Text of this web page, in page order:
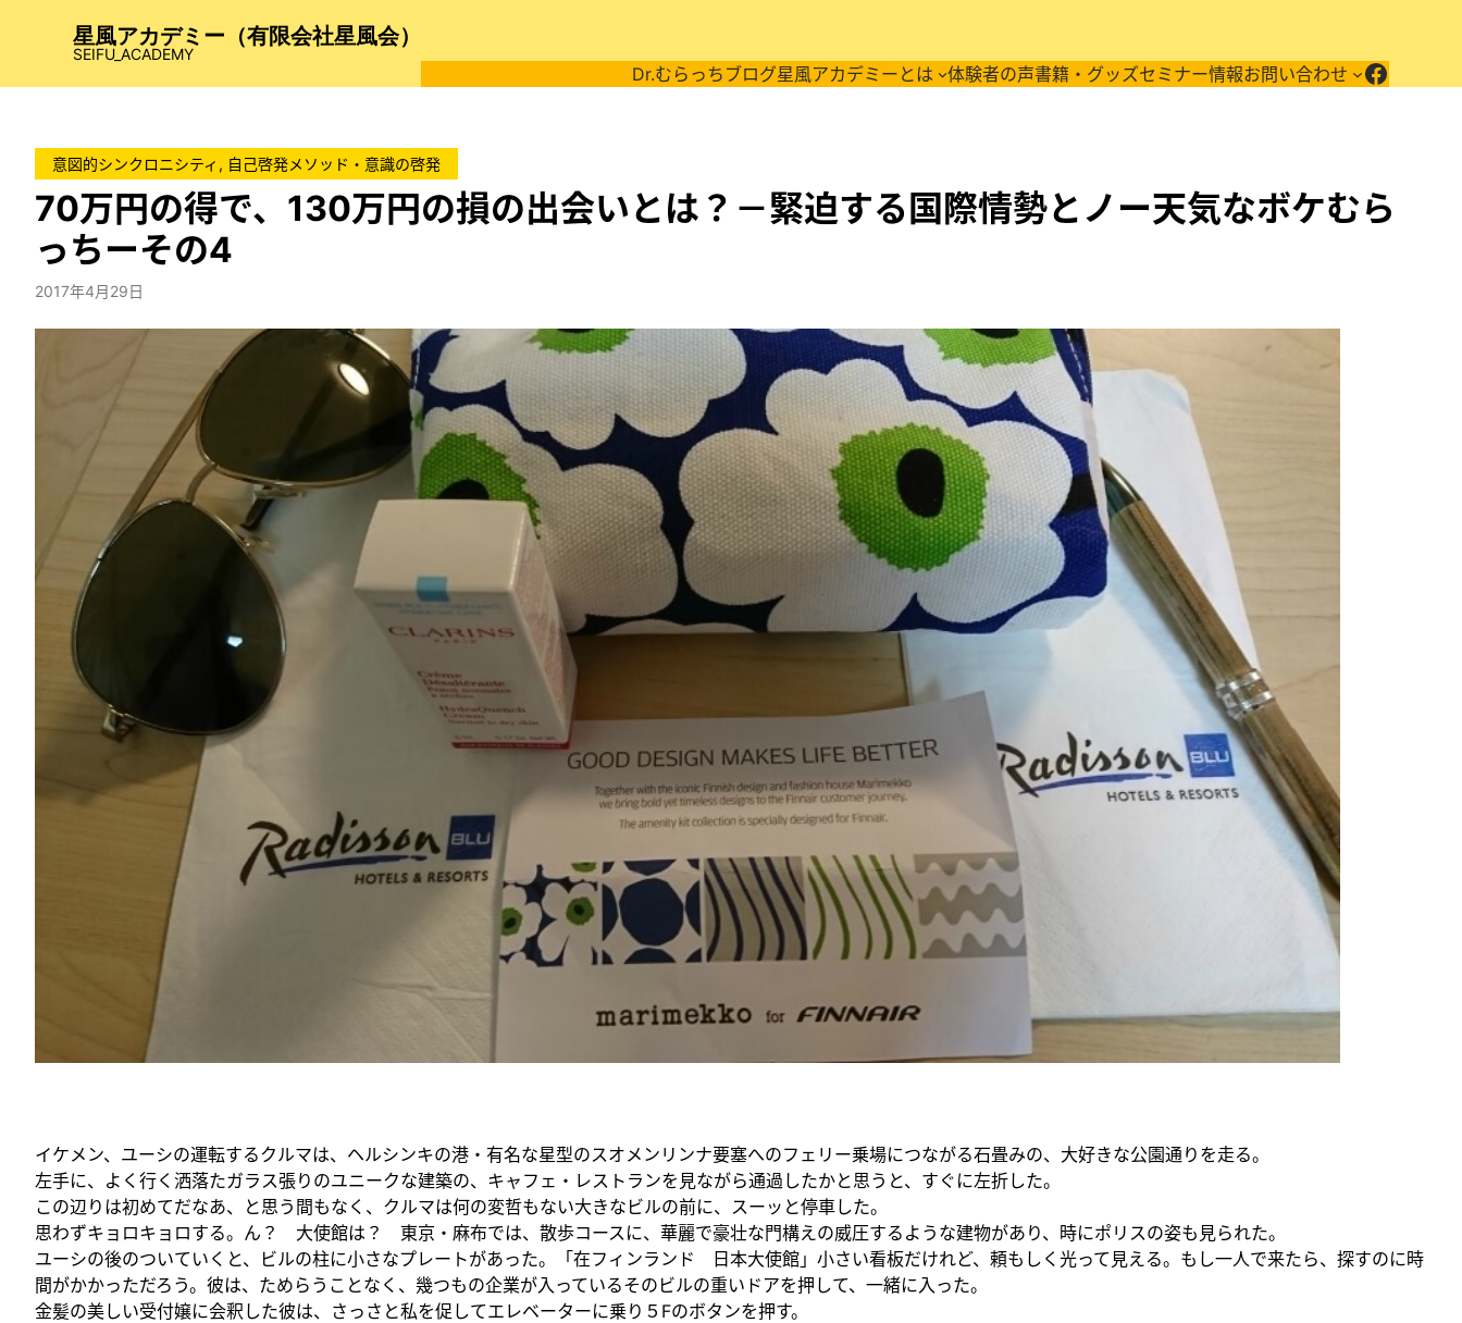
ス
星風アカデミー（有限会社星風会）
SEIFU_ACADEMY
Dr.むらっちブログ星風アカデミーとは 体験者の声書籍・グッズセミナー情報お問い合わせ
意図的シンクロニシティ , 自己啓発メソッド・意識の啓発
70万円の得で、130万円の損の出会いとは？－緊迫する国際情勢とノー天気なボケむら
っちーその4
2017年4月29日
イケメン、ユーシの運転するクルマは、ヘルシンキの港・有名な星型のスオメンリンナ要塞へのフェリー乗場につながる石畳みの、大好きな公園通りを走る。
左手に、よく行く洒落たガラス張りのユニークな建築の、キャフェ・レストランを見ながら通過したかと思うと、すぐに左折した。
この辺りは初めてだなあ、と思う間もなく、クルマは何の変哲もない大きなビルの前に、スーッと停車した。
思わずキョロキョロする。ん？ 大使館は？ 東京・麻布では、散歩コースに、華麗で豪壮な門構えの威圧するような建物があり、時にポリスの姿も見られた。
ユーシの後のついていくと、ビルの柱に小さなプレートがあった。「在フィンランド 日本大使館」小さい看板だけれど、頼もしく光って見える。もし一人で来たら、探すのに時
間がかかっただろう。彼は、ためらうことなく、幾つもの企業が入っているそのビルの重いドアを押して、一緒に入った。
金髪の美しい受付嬢に会釈した彼は、さっさと私を促してエレベーターに乗り５Fのボタンを押す。